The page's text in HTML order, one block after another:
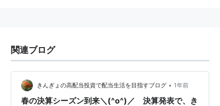
関連ブログ
きんぎょの高配当投資で配当生活を目指すブログ • 1年前
春の決算シーズン到来＼(^o^)／ 決算発表で、き